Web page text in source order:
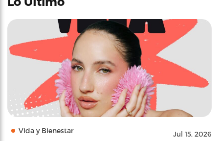
Vida y Bienestar Jul 15, 2026